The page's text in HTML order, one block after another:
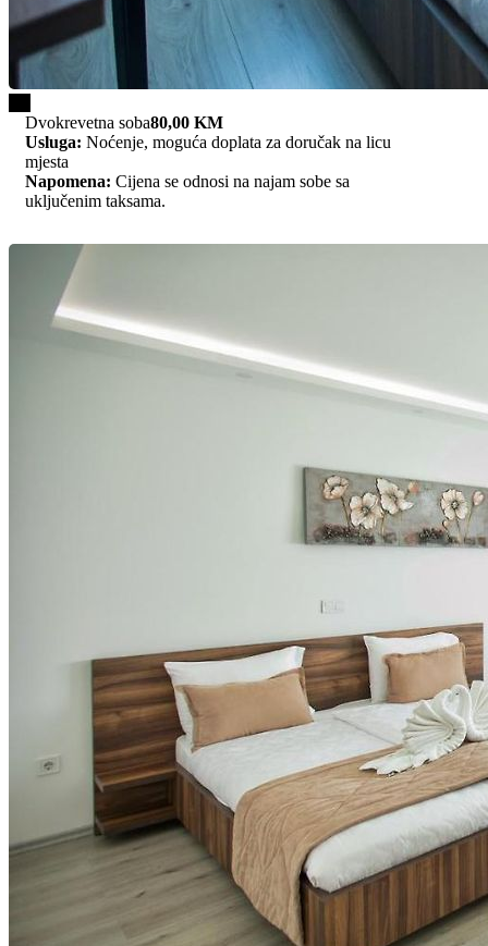
Dvokrevetna soba80,00 KM
Usluga: Noćenje, moguća doplata za doručak na licu
mjesta
Napomena: Cijena se odnosi na najam sobe sa
uključenim taksama.